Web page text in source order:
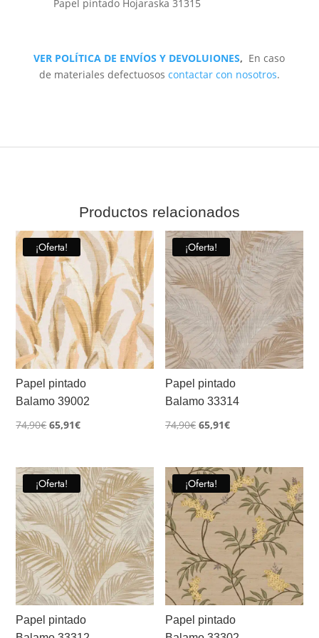
Papel pintado Hojaraska 31315
VER POLÍTICA DE ENVÍOS Y DEVOLUIONES, En caso
de materiales defectuosos contactar con nosotros.
Productos relacionados
¡Oferta!
Papel pintado
Balamo 39002
74,90€El
era:
74,90€.
65,91€El
es:
65,91€.
¡Oferta!
Papel pintado
Balamo 33314
74,90€ El
era:
74,90€.
65,91€El
es:
65,91€.
¡Oferta!
Papel pintado
¡Oferta!
Papel pintado